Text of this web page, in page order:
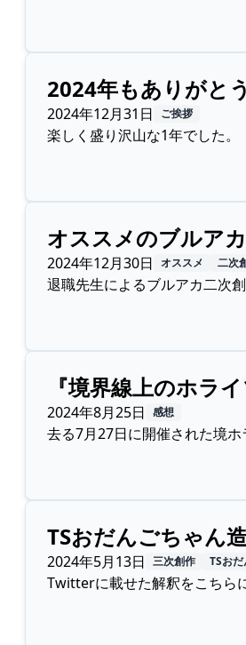
2024年もありがと
2024年12月31日 ご挨拶
楽しく盛り沢山な1年でした。
オススメのブルア
2024年12月30日 オススメ 二次
退職先生によるブルアカ二次
『境界線上のホラ
2024年8月25日 感想
去る7月27日に開催された境ホ
TSおだんごちゃん
2024年5月13日 三次創作 TSお
Twitterに載せた解釈をこちら